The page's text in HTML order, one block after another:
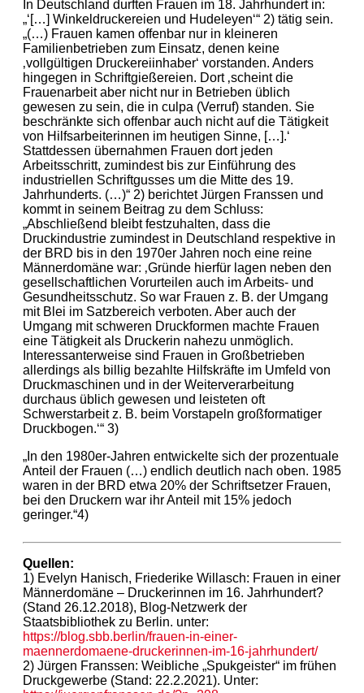
In Deutschland durften Frauen im 18. Jahrhundert in:
„‘[…] Winkeldruckereien und Hudeleyen‘“ 2) tätig sein.
„(…) Frauen kamen offenbar nur in kleineren
Familienbetrieben zum Einsatz, denen keine
‚vollgültigen Druckereiinhaber‘ vorstanden. Anders
hingegen in Schriftgießereien. Dort ‚scheint die
Frauenarbeit aber nicht nur in Betrieben üblich
gewesen zu sein, die in culpa (Verruf) standen. Sie
beschränkte sich offenbar auch nicht auf die Tätigkeit
von Hilfsarbeiterinnen im heutigen Sinne, […].‘
Stattdessen übernahmen Frauen dort jeden
Arbeitsschritt, zumindest bis zur Einführung des
industriellen Schriftgusses um die Mitte des 19.
Jahrhunderts. (…)“ 2) berichtet Jürgen Franssen und
kommt in seinem Beitrag zu dem Schluss:
„Abschließend bleibt festzuhalten, dass die
Druckindustrie zumindest in Deutschland respektive in
der BRD bis in den 1970er Jahren noch eine reine
Männerdomäne war: ‚Gründe hierfür lagen neben den
gesellschaftlichen Vorurteilen auch im Arbeits- und
Gesundheitsschutz. So war Frauen z. B. der Umgang
mit Blei im Satzbereich verboten. Aber auch der
Umgang mit schweren Druckformen machte Frauen
eine Tätigkeit als Druckerin nahezu unmöglich.
Interessanterweise sind Frauen in Großbetrieben
allerdings als billig bezahlte Hilfskräfte im Umfeld von
Druckmaschinen und in der Weiterverarbeitung
durchaus üblich gewesen und leisteten oft
Schwerstarbeit z. B. beim Vorstapeln großformatiger
Druckbogen.‘“ 3)
„In den 1980er-Jahren entwickelte sich der prozentuale
Anteil der Frauen (…) endlich deutlich nach oben. 1985
waren in der BRD etwa 20% der Schriftsetzer Frauen,
bei den Druckern war ihr Anteil mit 15% jedoch
geringer.“4)
Quellen:
1) Evelyn Hanisch, Friederike Willasch: Frauen in einer
Männerdomäne – Druckerinnen im 16. Jahrhundert?
(Stand 26.12.2018), Blog-Netzwerk der
Staatsbibliothek zu Berlin. unter:
https://blog.sbb.berlin/frauen-in-einer-
maennerdomaene-druckerinnen-im-16-jahrhundert/
2) Jürgen Franssen: Weibliche „Spukgeister“ im frühen
Druckgewerbe (Stand: 22.2.2021). Unter: